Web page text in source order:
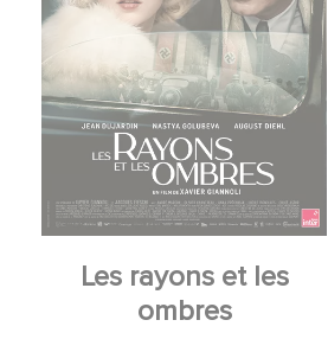
Les rayons et les
ombres